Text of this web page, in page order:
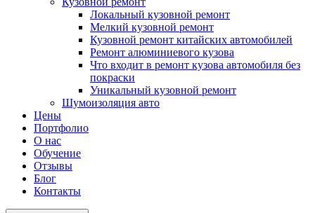
Локальный кузовной ремонт
Мелкий кузовной ремонт
Кузовной ремонт китайских автомобилей
Ремонт алюминиевого кузова
Что входит в ремонт кузова автомобиля без
покраски
Уникальный кузовной ремонт
Шумоизоляция авто
Цены
Портфолио
О нас
Обучение
Отзывы
Блог
Контакты